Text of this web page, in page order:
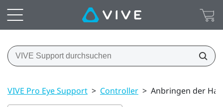
VIVE Pro Eye Support > Controller > Anbringen der